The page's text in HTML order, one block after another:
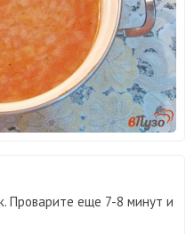
Проварите еще 7-8 минут и